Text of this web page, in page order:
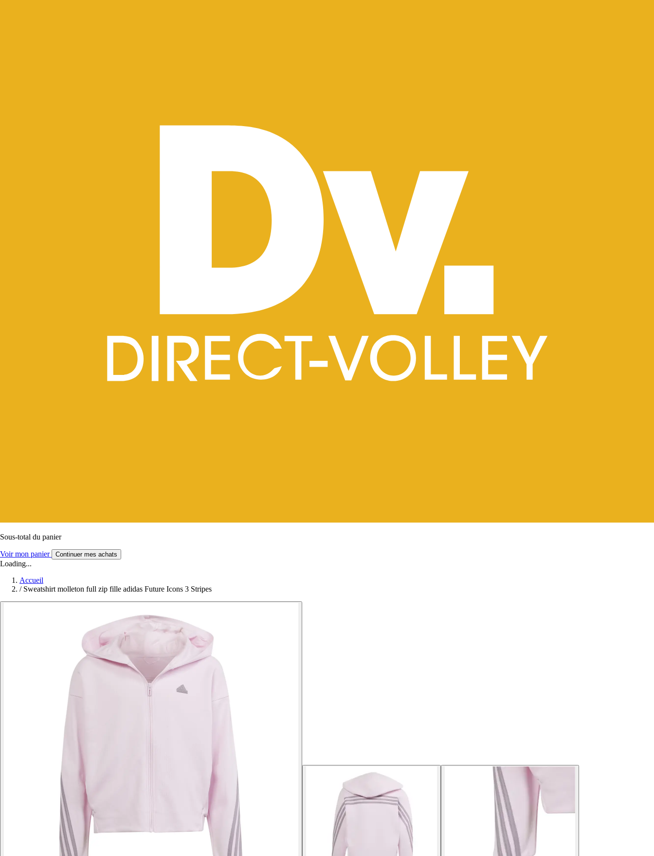
Sous-total du panier
Voir mon panier Continuer mes achats
Loading...
Accueil
/ Sweatshirt molleton full zip fille adidas Future Icons 3 Stripes